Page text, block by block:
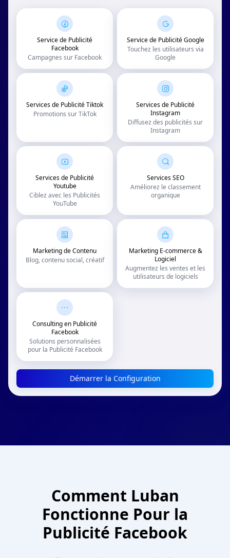
Service de Publicité
Facebook
Campagnes sur Facebook
Service de Publicité Google
Touchez les utilisateurs via
Google
Services de Publicité Tiktok
Promotions sur TikTok
Services de Publicité
Instagram
Diffusez des publicités sur
Instagram
Services de Publicité
Youtube
Ciblez avec les Publicités
YouTube
Services SEO
Améliorez le classement
organique
Marketing de Contenu
Blog, contenu social, créatif
Marketing E-commerce &
Logiciel
Augmentez les ventes et les
utilisateurs de logiciels
Consulting en Publicité
Facebook
Solutions personnalisées
pour la Publicité Facebook
Démarrer la Configuration
Comment Luban
Fonctionne Pour la
Publicité Facebook